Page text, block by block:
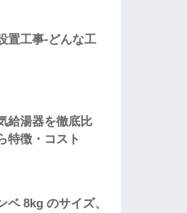
置工事-どんな工
給湯器を徹底比
特徴・コスト
ベ 8kg のサイズ、